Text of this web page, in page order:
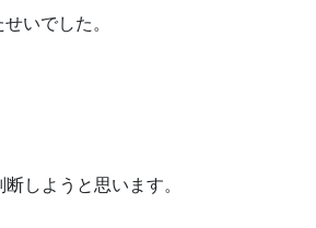
いでした。
しようと思います。